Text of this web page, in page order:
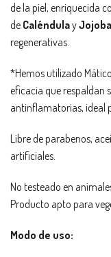
de la piel, enriquecida
de CaléndulayJojoba
regenerativas.
*Hemos utilizado
eficacia que respaldan
antinflamatorias, ideal
Libre de parabenos,
artificiales.
No testeado en
Producto apto para
Modo de uso: